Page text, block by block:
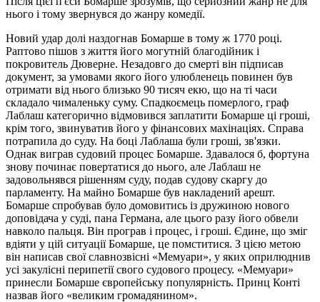
нього і тому звернувся до жанру комедії.
Новий удар долі наздогнав Бомарше в тому ж 1770 році.
Раптово пішов з життя його могутній благодійник і
покровитель Дюверне. Незадовго до смерті він підписав
документ, за умовами якого його улюбленець повинен був
отримати від нього близько 90 тисяч екю, що на ті часи
складало чималеньку суму. Спадкоємець померлого, граф
Лаблаш категорично відмовився заплатити Бомарше ці гроші,
крім того, звинуватив його у фінансових махінаціях. Справа
потрапила до суду. На боці Лаблаша були гроші, зв'язки.
Однак виграв судовий процес Бомарше. Здавалося б, фортуна
знову починає повертатися до нього, але Лаблаш не
задовольнявся рішенням суду, подав судову скаргу до
парламенту. На майно Бомарше був накладений арешт.
Бомарше спробував було домовитись із дружиною нового
доповідача у суді, пана Германа, але цього разу його обвели
навколо пальця. Він програв і процес, і гроші. Єдине, що зміг
вдіяти у цій ситуації Бомарше, це помститися. З цією метою
він написав свої славнозвісні «Мемуари», у яких оприлюднив
усі закулісні перипетії свого судового процесу. «Мемуари»
принесли Бомарше європейську популярність. Принц Конті
назвав його «великим громадянином».